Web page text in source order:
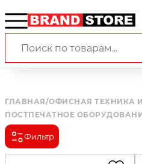
ГЛАВНАЯ/ОФИСНАЯ ТЕХНИКА
ПОСТПЕЧАТНОЕ
Фильтр